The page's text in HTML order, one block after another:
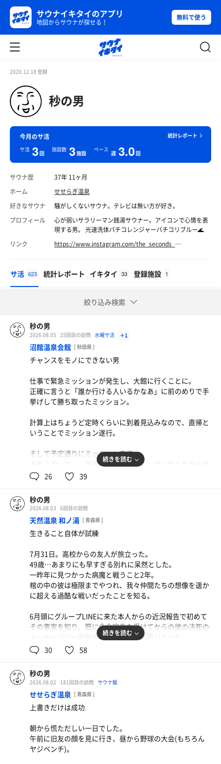
サウナイキタイのアプリ
地図からサウナが探せる！
無料で使う
2020.12.18 登録
秒の男
統計レポート
今月のサ活
サ活 3回
施設数 3施設
ペース
週 3.0回
サウナ歴
37年 11ヶ月
ホーム
せせらぎ温泉
好きなサウナ
騒がしくないサウナ。テレビは無い方が好き。
プロフィール
心が弱いサラリーマン銭湯サウナー。アイコンで心情を表
現する男。 光速洗体バチコレンジャーバチコリブルー🌊
リンク
https://www.instagram.com/the_seconds_man/
サ活 623 統計レポート イキタイ 33 登録施設 1
絞り込み検索
秒の男
2026.08.05 25回目の訪問 水曜サ活 ＋1
沼館温泉会館 [ 秋田県 ]
チャンスをモノにできない男
仕事で緊急ミッションが発生し、大館に行くことに。
正確に言うと「誰か行ける人いるかなあ」に前のめりで手
挙げして勝ち取ったミッション。
計算上はちょうど定時くらいに到着見込みなので、直帰と
いうことでミッション遂行。
そして予定通りにミッション完了。
あれ？近いな…。定時も過ぎたことだしせっかくだからサ
ウナに入ろう。いや〜偶然偶然✨
ということで、図らずも久し振りの沼館さんへ💨
いつものボトルを積んでいなかったので、飲みかけのお茶
を一気飲みして秘伝水用ボトルを確保！
あら？なかなかの混み具合…。
おお、沼会寄贈のチェアもありますなあ👀
ヨシヨシ、お初のチェアでバチコリいっちゃいますか！
何とかカランを確保して光速洗体✨
そして素早くカゴを脱衣所へ。
寝湯でプレヒートしながら空き状況をうかがう👀
…。
空かない。
水風呂の隣の縁に移動して様子をうかがうも、お互いに顔
を知っている地元民の方々が入れ替わり立ちかわり。
…。
続きを読む
26 39
秒の男
2026.08.03 6回目の訪問
天然温泉 和ノ湯 [ 青森県 ]
生きること自体が試練
7月31日。高校からの友人が旅立った。
49歳…あまりにも早すぎる別れに呆然とした。
一昨年に見つかった病魔と戦うこと2年。
棺の中の彼は極限までやつれ、我々仲間たちの想像を遥か
に超える過酷な戦いだったことを知る。
6月頭にグループLINEに来た本人からの近況報告で初めて
その事実を知り、既に余命宣告を受けてからの彼の決死の
メッセージに一同胸が締め付けられる思いだった。
いつもと変わらない彼の声が聞こえてきそうな文面に応え
るように一同も懸命に普段通りにメッセージを送りあっ
た。
この時彼は既に病床から動けない状態で面会も出来ない。
気丈に振る舞う彼に我々が出来ることは何か。
今は各地に散り散りになったメンツが急遽青森市に集まり
はずの彼に向けて。
彼からグループLINEに送られてきたのは病床から見える外
の風景。
続きを読む
30 58
秒の男
2026.08.02 181回目の訪問 サウナ飯
せせらぎ温泉 [ 青森県 ]
上書きだけは成功
朝から慌ただしい一日でした。
午前に旧友の顔を見に行き、昼から野球の大会(もちろん
ヤジベンチ)。